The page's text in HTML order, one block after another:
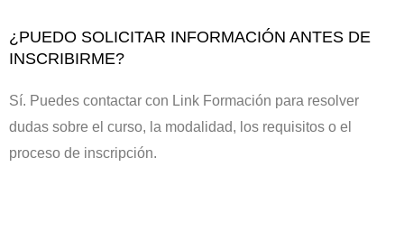
¿PUEDO SOLICITAR INFORMACIÓN ANTES DE
INSCRIBIRME?
Sí. Puedes contactar con Link Formación para resolver
dudas sobre el curso, la modalidad, los requisitos o el
proceso de inscripción.